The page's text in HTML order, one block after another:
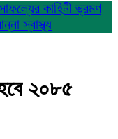
কাহিনীভ্রমণ
স্বাস্থ্য
২০৮৫